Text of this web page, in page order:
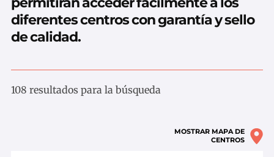
diferentes centros con garantía y sello
de calidad.
108 resultados para la búsqueda
MOSTRAR MAPA DE
CENTROS